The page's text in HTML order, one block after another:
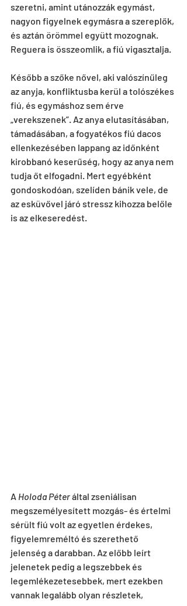
szeretni, amint utánozzák egymást,
nagyon figyelnek egymásra a szereplők,
és aztán örömmel együtt mozognak.
Reguera is összeomlik, a fiú vigasztalja.
Később a szőke nővel, aki valószínűleg
az anyja, konfliktusba kerül a tolószékes
fiú, és egymáshoz sem érve
„verekszenek”. Az anya elutasításában,
támadásában, a fogyatékos fiú dacos
ellenkezésében lappang az időnként
kirobbanó keserűség, hogy az anya nem
tudja őt elfogadni. Mert egyébként
gondoskodóan, szelíden bánik vele, de
az esküvővel járó stressz kihozza belőle
is az elkeseredést.
A Holoda Péter által zseniálisan
megszemélyesített mozgás- és értelmi
sérült fiú volt az egyetlen érdekes,
figyelemreméltó és szerethető
jelenség a darabban. Az előbb leírt
jelenetek pedig a legszebbek és
legemlékezetesebbek, mert ezekben
vannak legalább olyan részletek,